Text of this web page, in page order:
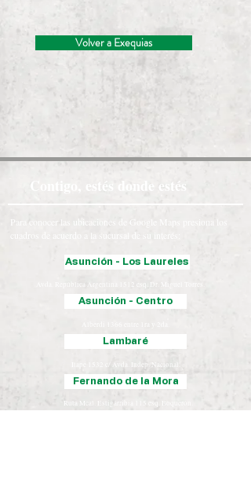
Volver a Exequias
Contigo, estés donde estés
Para conocer las ubicaciones de Google Maps presiona los
cuadros de acuerdo a la sucursal de su interés:
Asunción - Los Laureles
Avda. República Argentina 1512 esq. Dr. Miguel Torres.
Asunción - Centro
Lambaré
Itape 1532 c/ Avda. Indep. Nacional.
Fernando de la Mora
Ruta Mcal. Estigarribia 115 esq. Boquerón.